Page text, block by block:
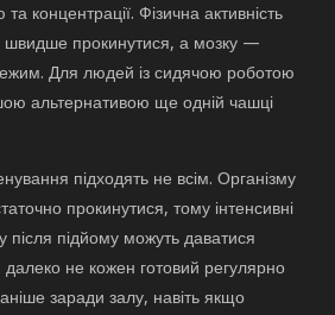
концентрації. Фізична активність
швидше прокинутися, а мозку —
Для людей із сидячою роботою
альтернативою ще одній чашці
підходять не всім. Організму
прокинутися, тому інтенсивні
після підйому можуть даватися
далеко не кожен готовий регулярно
заради залу, навіть якщо